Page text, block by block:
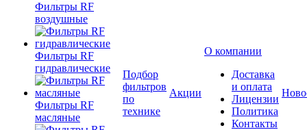
Фильтры RF
воздушные
Фильтры RF
гидравлические
Фильтры RF
масляные
Подбор
фильтров
по
технике
Акции
О компании
Доставка
и оплата
Лицензии
Политика
Контакты